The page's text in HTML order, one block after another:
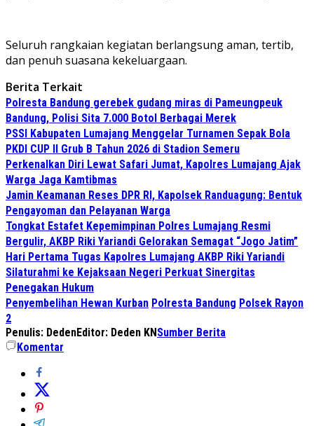
Seluruh rangkaian kegiatan berlangsung aman, tertib,
dan penuh suasana kekeluargaan.
Berita Terkait
Polresta Bandung gerebek gudang miras di Pameungpeuk
Bandung, Polisi Sita 7.000 Botol Berbagai Merek
PSSI Kabupaten Lumajang Menggelar Turnamen Sepak Bola
PKDI CUP II Grub B Tahun 2026 di Stadion Semeru
Perkenalkan Diri Lewat Safari Jumat, Kapolres Lumajang Ajak
Warga Jaga Kamtibmas
Jamin Keamanan Reses DPR RI, Kapolsek Randuagung: Bentuk
Pengayoman dan Pelayanan Warga
Tongkat Estafet Kepemimpinan Polres Lumajang Resmi
Bergulir, AKBP Riki Yariandi Gelorakan Semagat “Jogo Jatim”
Hari Pertama Tugas Kapolres Lumajang AKBP Riki Yariandi
Silaturahmi ke Kejaksaan Negeri Perkuat Sinergitas
Penegakan Hukum
Penyembelihan Hewan Kurban Polresta Bandung Polsek Rayon
2
Penulis: DedenEditor: Deden KNSumber Berita
Komentar